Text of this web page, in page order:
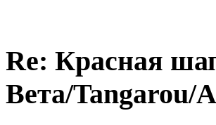
Re: Красная
Вета/Tangarou/